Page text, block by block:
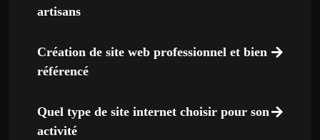
artisans
Création de site web professionnel et bien
référencé
Quel type de site internet choisir pour son
activité